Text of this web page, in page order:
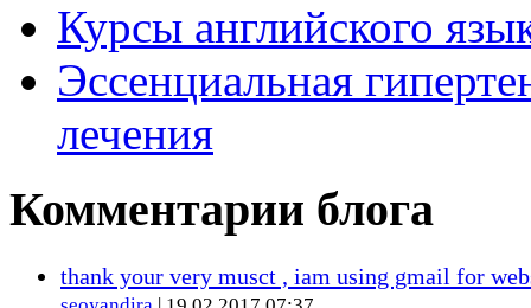
Курсы английского
Эссенциальная
лечения
Комментарии блога
thank your very musct , iam using gmail for